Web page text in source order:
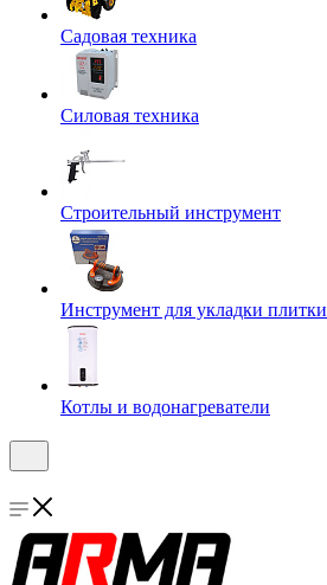
Садовая техника
Силовая техника
Строительный инструмент
Инструмент для укладки плитки
Котлы и водонагреватели